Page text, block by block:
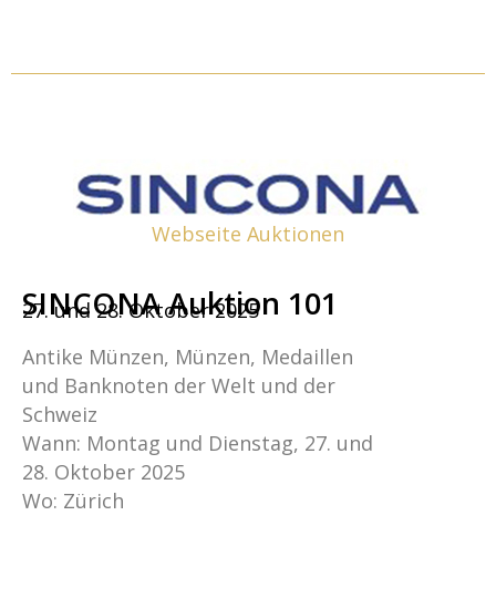
Webseite Auktionen
SINCONA Auktion 101
27. und 28. Oktober 2025
Antike Münzen, Münzen, Medaillen
und Banknoten der Welt und der
Schweiz
Wann: Montag und Dienstag, 27. und
28. Oktober 2025
Wo: Zürich